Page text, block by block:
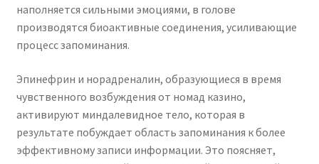
наполняется сильными эмоциями, в голове
производятся биоактивные соединения, усиливающие
процесс запоминания.
Эпинефрин и норадреналин, образующиеся в время
чувственного возбуждения от номад казино,
активируют миндалевидное тело, которая в
результате побуждает область запоминания к более
эффективному записи информации. Это поясняет,